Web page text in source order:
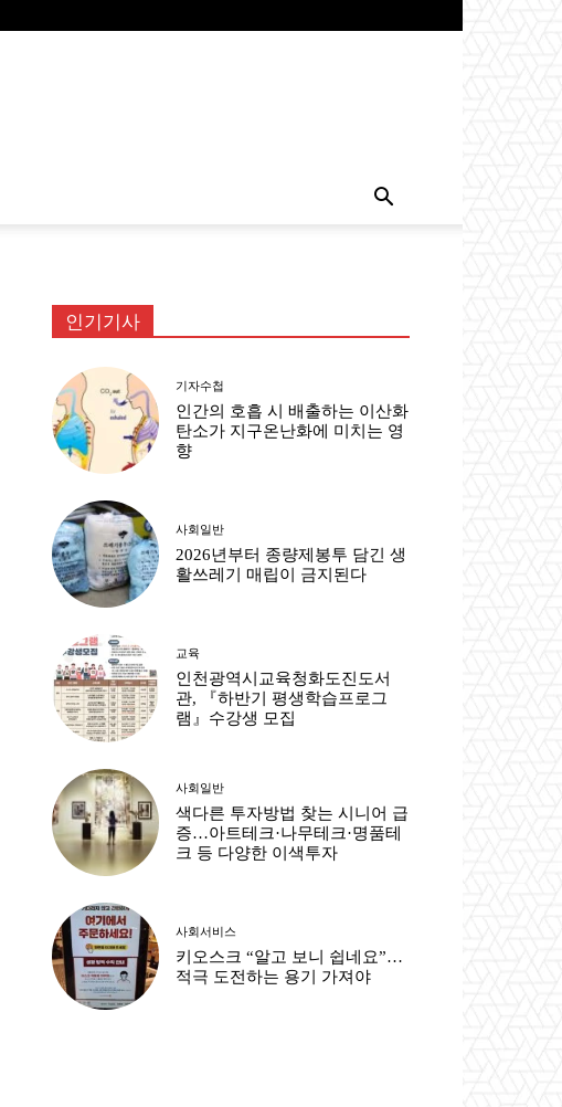
인기기사
기자수첩
인간의 호흡 시 배출하는 이산화
탄소가 지구온난화에 미치는 영
향
사회일반
2026년부터 종량제봉투 담긴 생
활쓰레기 매립이 금지된다
교육
인천광역시교육청화도진도서
관, 『하반기 평생학습프로그
램』수강생 모집
사회일반
색다른 투자방법 찾는 시니어 급
증…아트테크·나무테크·명품테
크 등 다양한 이색투자
사회서비스
키오스크 “알고 보니 쉽네요”…
적극 도전하는 용기 가져야